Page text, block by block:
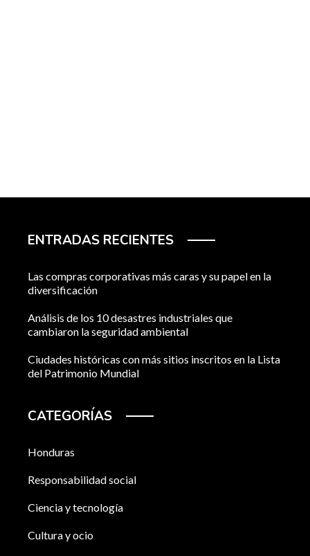
ENTRADAS RECIENTES
Las compras corporativas más caras y su papel en la
diversificación
Análisis de los 10 desastres industriales que
cambiaron la seguridad ambiental
Ciudades históricas con más sitios inscritos en la Lista
del Patrimonio Mundial
CATEGORÍAS
Honduras
Responsabilidad social
Ciencia y tecnología
Cultura y ocio